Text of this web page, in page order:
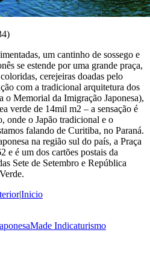
um cantinho de sossego e
se estende por uma grande praça,
cerejeiras doadas pelo
com a tradicional arquitetura dos
o Memorial da Imigração Japonesa),
verde de 14mil m2 – a sensação é
onde o Japão tradicional e o
falando de Curitiba, no Paraná.
na região sul do país, a Praça
e é um dos cartões postais da
Sete de Setembro e República
|Inicio
Made Indicaturismo